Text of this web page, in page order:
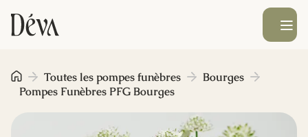
Obsèques
Ouvrir le
Toutes les pompes funèbres
Bourges
Pompes Funèbres PFG Bourges